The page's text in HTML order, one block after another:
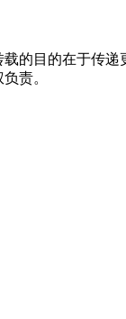
的目的在于传
责。